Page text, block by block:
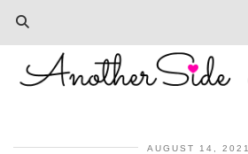
AUGUST 14, 2021